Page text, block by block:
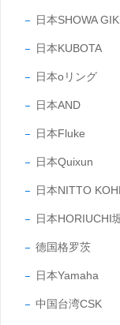
日本SHOWA
日本KUBOTA
日本oリング
日本AND
日本Fluke
日本Quixun
日本NITTO
日本HORIUCHI
德国格罗茨
日本Yamaha
中国台湾CSK